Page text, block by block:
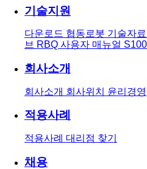
기술지원
다운로드 협동로봇 기술자료
브 RBQ 사용자 매뉴얼
회사소개
회사소개 회사위치 윤리경영
적용사례
적용사례 대리점 찾기
채용